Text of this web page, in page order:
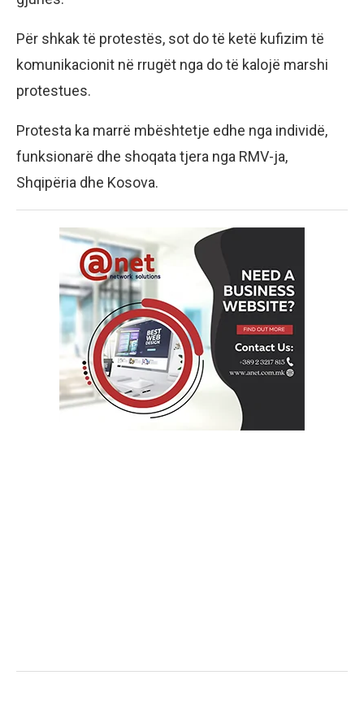
Për shkak të protestës, sot do të ketë kufizim të
komunikacionit në rrugët nga do të kalojë marshi
protestues.
Protesta ka marrë mbështetje edhe nga individë,
funksionarë dhe shoqata tjera nga RMV-ja,
Shqipëria dhe Kosova.